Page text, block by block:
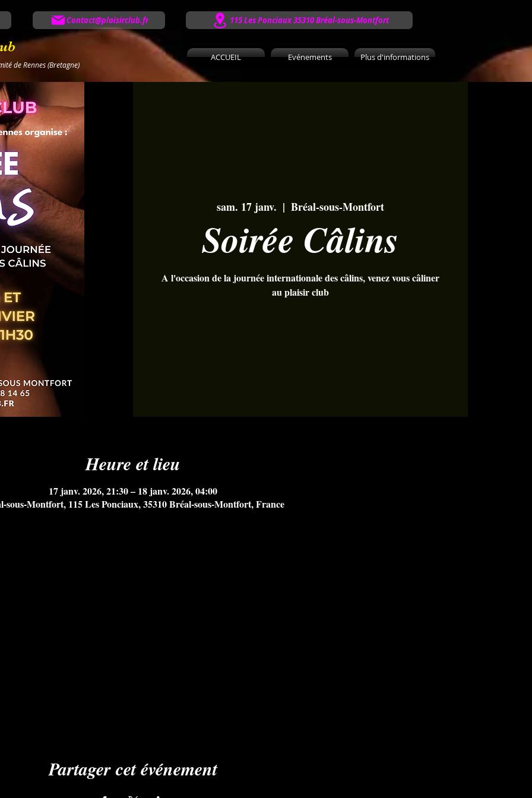
de Rennes (Bretagne)
ACCUEIL Evénements Plus d'informations
Contact@plaisirclub.fr 115 Les Ponciaux 35310 Bréal-sous-Montfort
sam. 17 janv.
  |
Bréal-sous-Montfort
Soirée Câlins
A l'occasion de la journée internationale des câlins, venez vous câliner
au plaisir club
Heure et lieu
17 janv. 2026, 21:30 – 18 janv. 2026, 04:00
sous-Montfort, 115 Les Ponciaux, 35310 Bréal-sous-Montfort, France
Partager cet événement